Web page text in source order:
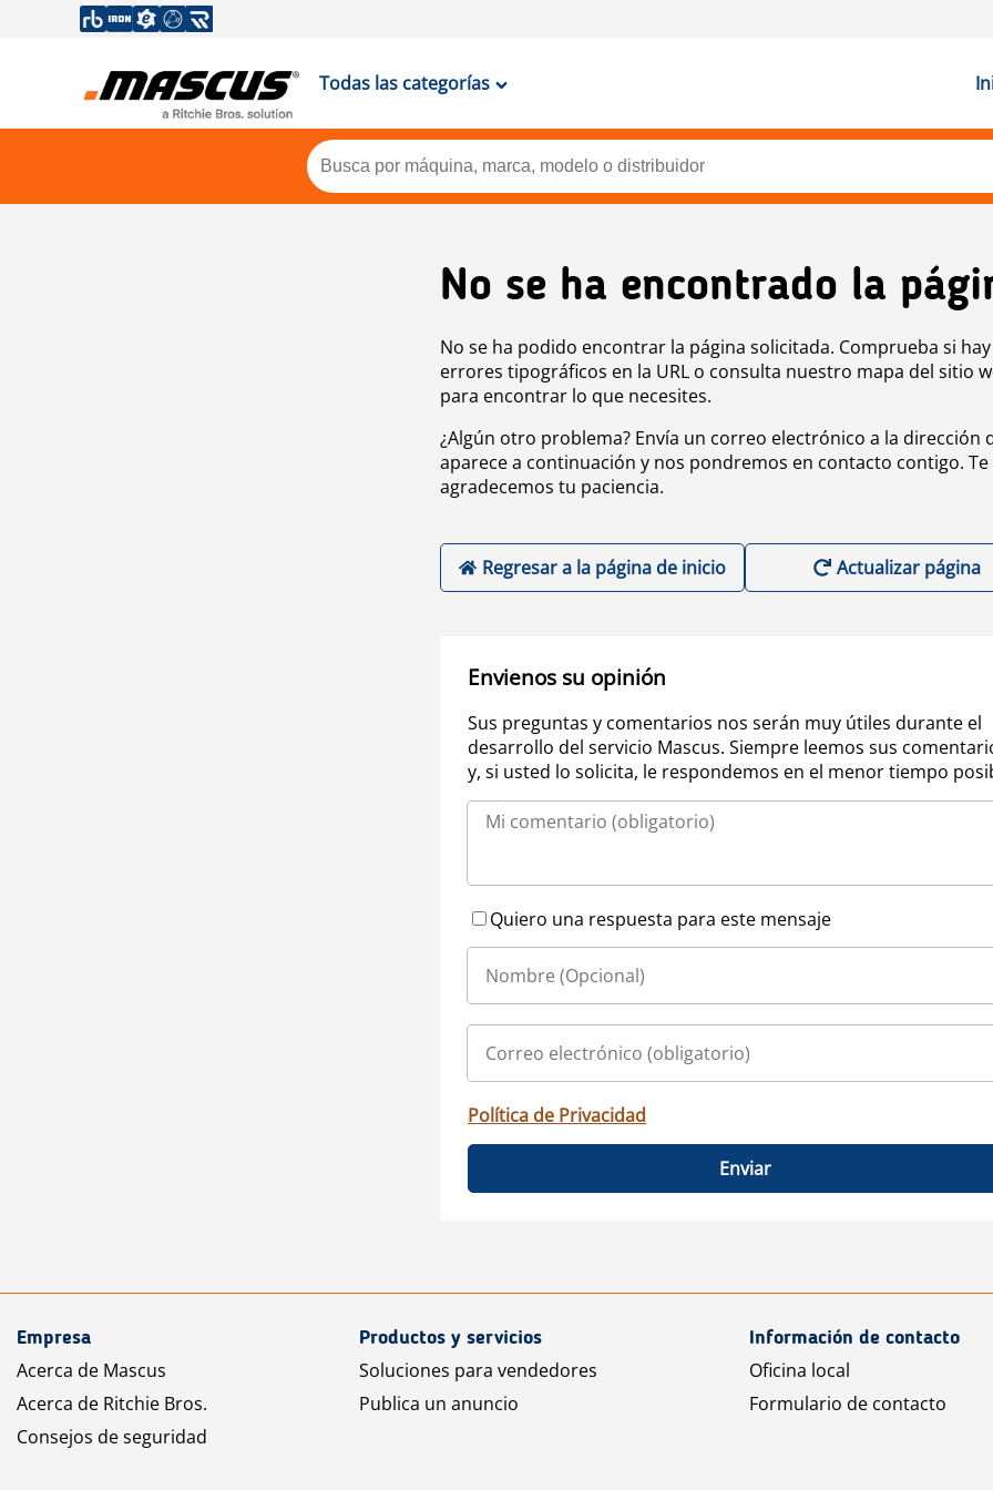
Todas las categorías
No se ha encontrado la
No se ha podido encontrar la página solicitada. Comprueba si hay
errores tipográficos en la URL o consulta nuestro mapa del sitio
para encontrar lo que necesites.
¿Algún otro problema? Envía un correo electrónico a la dirección
aparece a continuación y nos pondremos en contacto contigo. Te
agradecemos tu paciencia.
Regresar a la página de inicio Actualizar página
Envienos su opinión
Sus preguntas y comentarios nos serán muy útiles durante el
desarrollo del servicio Mascus. Siempre leemos sus
y, si usted lo solicita, le respondemos en el menor tiempo
Quiero una respuesta para este mensaje
Política de Privacidad
Enviar
Empresa
Acerca de Mascus
Acerca de Ritchie Bros.
Consejos de seguridad
Productos y servicios
Soluciones para vendedores
Publica un anuncio
Información de contacto
Oficina local
Formulario de contacto